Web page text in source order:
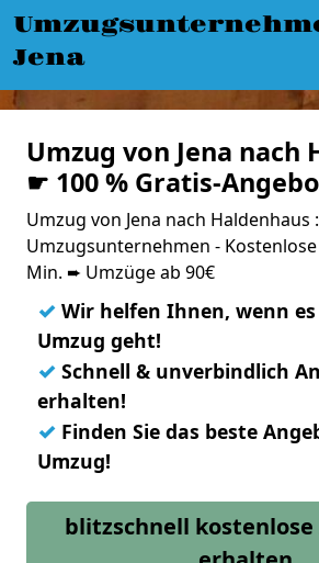
Jena
Umzug von Jena nach
☛ 100 % Gratis-
Umzug von Jena nach Haldenhaus
Umzugsunternehmen -
Min. ➨ Umzüge ab 90€
✓ Wir helfen Ihnen, wenn
Umzug geht!
✓ Schnell & unverbindlich
erhalten!
✓ Finden Sie das beste
Umzug!
blitzschnell